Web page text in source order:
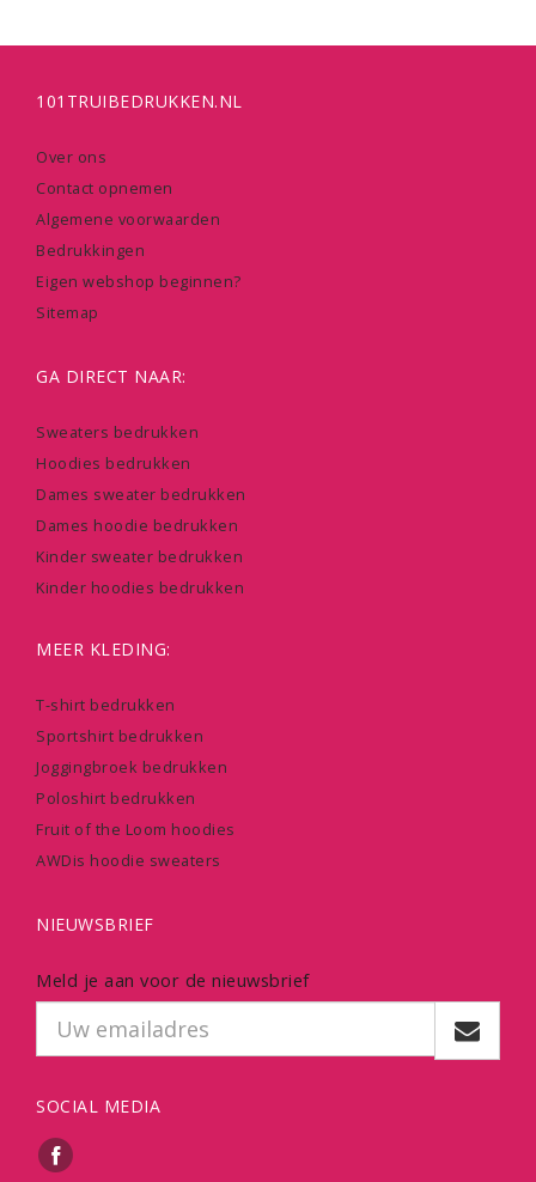
101TRUIBEDRUKKEN.NL
Over ons
Contact opnemen
Algemene voorwaarden
Bedrukkingen
Eigen webshop beginnen?
Sitemap
GA DIRECT NAAR:
Sweaters bedrukken
Hoodies bedrukken
Dames sweater bedrukken
Dames hoodie bedrukken
Kinder sweater bedrukken
Kinder hoodies bedrukken
MEER KLEDING:
T-shirt bedrukken
Sportshirt bedrukken
Joggingbroek bedrukken
Poloshirt bedrukken
Fruit of the Loom hoodies
AWDis hoodie sweaters
NIEUWSBRIEF
Meld je aan voor de nieuwsbrief
SOCIAL MEDIA